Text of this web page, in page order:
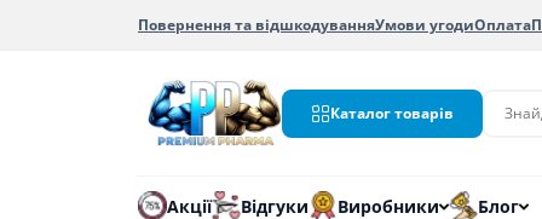
Повернення та відшкодуванняУмови угодиОплата
Каталог товарів
Акції Відгуки Виробники Блог